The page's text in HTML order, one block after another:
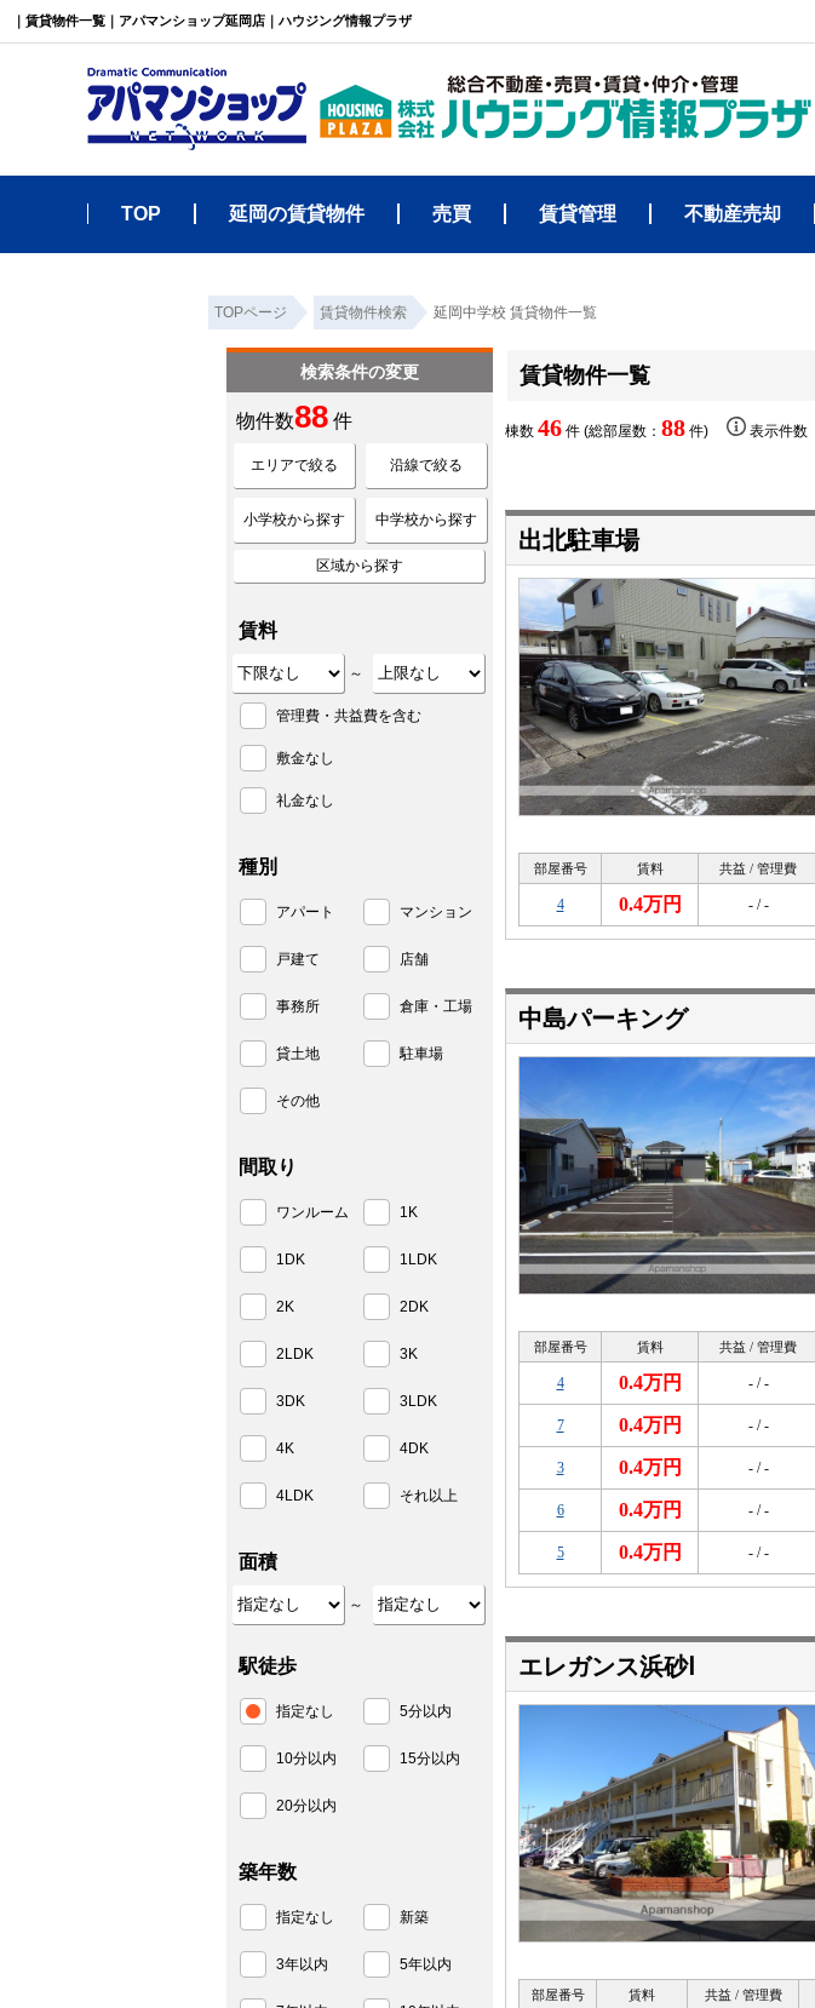
｜賃貸物件一覧｜アパマンショップ延岡店｜ハウジング情報プラザ
TOP 延岡の賃貸物件 売買 賃貸管理 不動産売却
TOPページ 賃貸物件検索 延岡中学校 賃貸物件一覧
賃貸物件一覧
棟数 46 件 (総部屋数： 88 件) 表示件数
出北駐車場
部屋番号 賃料 共益 / 管理費
4 0.4万円 - / -
中島パーキング
部屋番号 賃料 共益 / 管理費
4 0.4万円 - / -
7 0.4万円 - / -
3 0.4万円 - / -
6 0.4万円 - / -
5 0.4万円 - / -
エレガンス浜砂Ⅰ
部屋番号 賃料 共益 / 管理費
検索条件の変更
物件数88 件
エリアで絞る 沿線で絞る
小学校から探す 中学校から探す
区域から探す
賃料
～
管理費・共益費を含む
敷金なし
礼金なし
種別
アパート マンション
戸建て 店舗
事務所 倉庫・工場
貸土地 駐車場
その他
間取り
ワンルーム 1K
1DK 1LDK
2K 2DK
2LDK 3K
3DK 3LDK
4K 4DK
4LDK それ以上
面積
～
駅徒歩
指定なし 5分以内
10分以内 15分以内
20分以内
築年数
指定なし 新築
3年以内 5年以内